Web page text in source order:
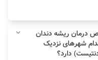
درمان ریشه دندان
شهرهای نزدیک
دارد؟